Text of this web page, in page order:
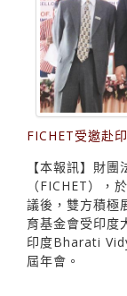
FICHET受邀赴
【本報訊】財
（FICHET），
議後，雙方積極
育基金會受印度
印度Bharati